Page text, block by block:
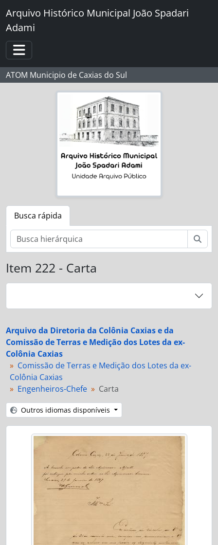
Skip to main content
Arquivo Histórico Municipal João Spadari
Adami
Toggle navigation
ATOM Municipio de Caxias do Sul
Busca rápida
Item 222 - Carta
Arquivo da Diretoria da Colônia Caxias e da
Comissão de Terras e Medição dos Lotes da ex-
Colônia Caxias
Comissão de Terras e Medição dos Lotes da ex-
Colônia Caxias
Engenheiros-Chefe
Carta
Outros idiomas disponíveis